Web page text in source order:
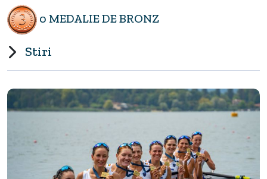
0 MEDALIE DE BRONZ
Stiri